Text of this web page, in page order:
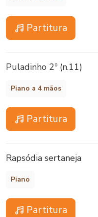
Partitura
Puladinho 2º (n.11)
Piano a 4 mãos
Partitura
Rapsódia sertaneja
Piano
Partitura